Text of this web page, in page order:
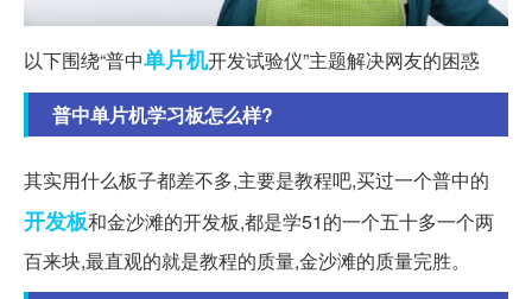
以下围绕“普中单片机开发试验仪”主题解决网友的困惑
普中单片机学习板怎么样?
其实用什么板子都差不多,主要是教程吧,买过一个普中的
开发板和金沙滩的开发板,都是学51的一个五十多一个两
百来块,最直观的就是教程的质量,金沙滩的质量完胜。